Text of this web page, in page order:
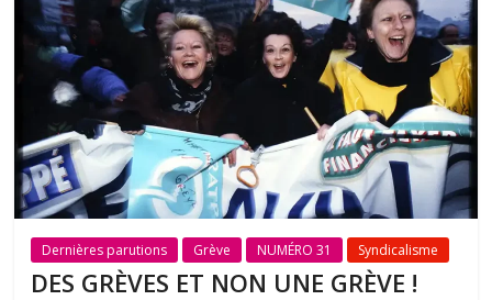
Dernières parutions Grève NUMÉRO 31 Syndicalisme
DES GRÈVES ET NON UNE GRÈVE !